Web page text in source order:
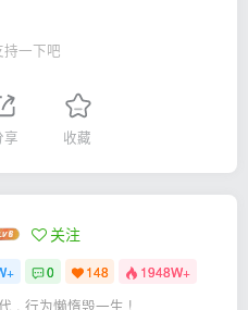
一下吧
享 收藏
关注
0 148 1948W+
, 行为懒惰毁一生 !